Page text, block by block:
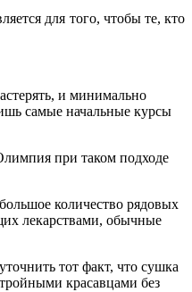
для того, чтобы те, кто
и минимально
самые начальные курсы
при таком подходе
количество рядовых
лекарствами, обычные
тот факт, что сушка
красавцами без